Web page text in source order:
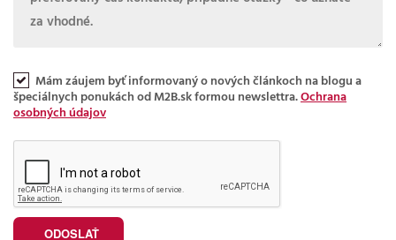
Mám záujem byť informovaný o nových článkoch na blogu a
špeciálnych ponukách od M2B.sk formou newslettra. Ochrana
osobných údajov